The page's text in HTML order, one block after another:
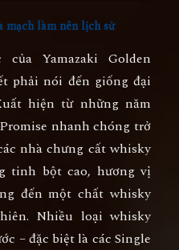
mạch làm nên lịch sử
Yamazaki Golden
phải nói đến giống đại
hiện từ những năm
nhanh chóng trở
nhà chưng cất whisky
tinh bột cao, hương vị
đến một chất whisky
Nhiều loại whisky
– đặc biệt là các Single